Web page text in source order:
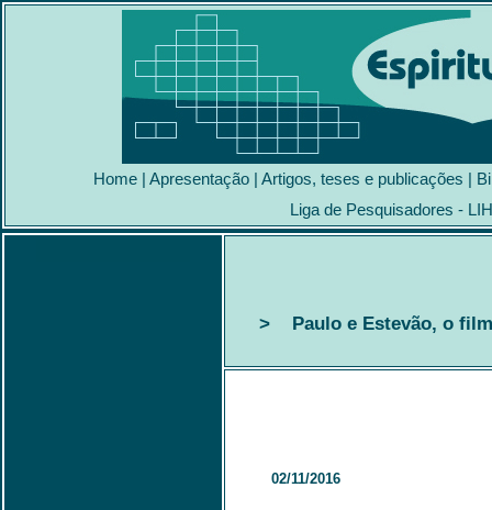
Home | Apresentação | Artigos, teses e publicações |
Liga de Pesquisadores -
> Paulo e Estevão, o
02/11/2016